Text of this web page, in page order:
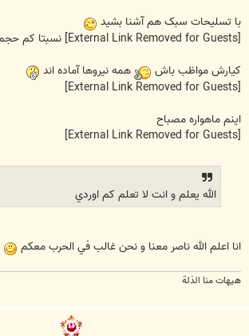
با تسليحات سبک هم آشنا بشيد
نسبتا کم حجم
کيارش مواظب باش
همه نيروها آماده اند
اینم ماهواره مصباح
الله يعلم و انت لا تعلم كم اوردي
انا اعلم الله ناصر معنا و نحن غالب في الحرب معکم
هیهات منا الذلة